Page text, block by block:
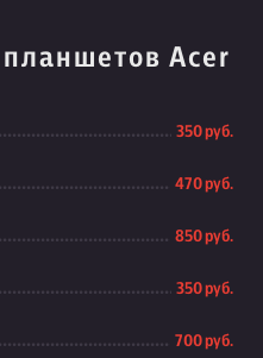
Acer
350 руб.
470 руб.
850 руб.
350 руб.
700 руб.